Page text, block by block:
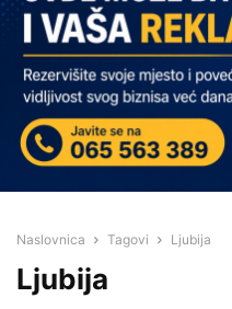
Naslovnica Tagovi Ljubija
Ljubija